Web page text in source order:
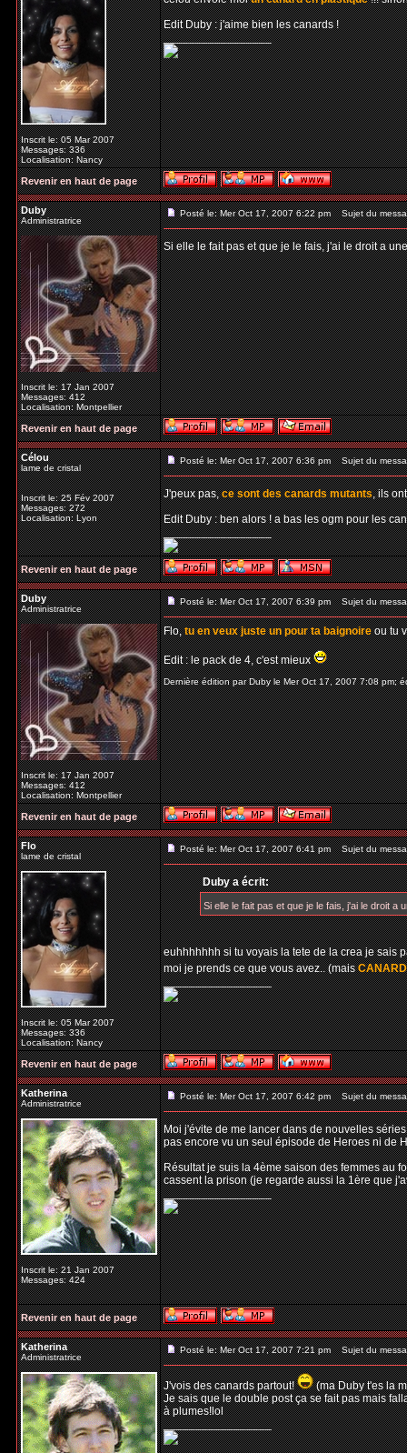
Inscrit le: 05 Mar 2007
Messages: 336
Localisation: Nancy
Edit Duby : j'aime bien les canards !
_________________
Revenir en haut de page
Duby
Administratrice
Inscrit le: 17 Jan 2007
Messages: 412
Localisation: Montpellier
Posté le: Mer Oct 17, 2007 6:22 pm Sujet du
Si elle le fait pas et que je le fais, j'ai le droit a
Revenir en haut de page
Célou
lame de cristal
Inscrit le: 25 Fév 2007
Messages: 272
Localisation: Lyon
Posté le: Mer Oct 17, 2007 6:36 pm Sujet du
J'peux pas,ce sont des canards mutants, ils
Edit Duby : ben alors ! a bas les ogm pour les
_________________
Revenir en haut de page
Duby
Administratrice
Inscrit le: 17 Jan 2007
Messages: 412
Localisation: Montpellier
Posté le: Mer Oct 17, 2007 6:39 pm Sujet du
Flo,tu en veux juste un pour ta baignoireou tu
Edit : le pack de 4, c'est mieux
Dernière édition par Duby le Mer Oct 17, 2007 7:08 pm;
Revenir en haut de page
Flo
lame de cristal
Inscrit le: 05 Mar 2007
Messages: 336
Localisation: Nancy
Posté le: Mer Oct 17, 2007 6:41 pm Sujet du
Duby a écrit:
Si elle le fait pas et que je le fais, j'ai le droit a
euhhhhhhh si tu voyais la tete de la crea je sais
moi je prends ce que vous avez.. (maisCANARD
_________________
Revenir en haut de page
Katherina
Administratrice
Inscrit le: 21 Jan 2007
Messages: 424
Posté le: Mer Oct 17, 2007 6:42 pm Sujet du
Moi j'évite de me lancer dans de nouvelles
pas encore vu un seul épisode de Heroes ni de
Résultat je suis la 4ème saison des femmes au
cassent la prison (je regarde aussi la 1ère que
_________________
Revenir en haut de page
Katherina
Administratrice
Posté le: Mer Oct 17, 2007 7:21 pm Sujet du
J'vois des canards partout!
(ma Duby t'es la
Je sais que le double post ça se fait pas mais
à plumes!lol
_________________